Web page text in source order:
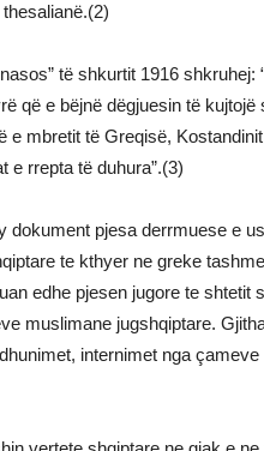
të shkurtit 1916
që e bëjnë dëgjuesin të
e mbretit të Greqisë,
e rrepta të duhura”.(3)
dokument pjesa derrmuese e
te kthyer ne greke
edhe pjesen jugore te
muslimane jugshqiptare.
internimet nga